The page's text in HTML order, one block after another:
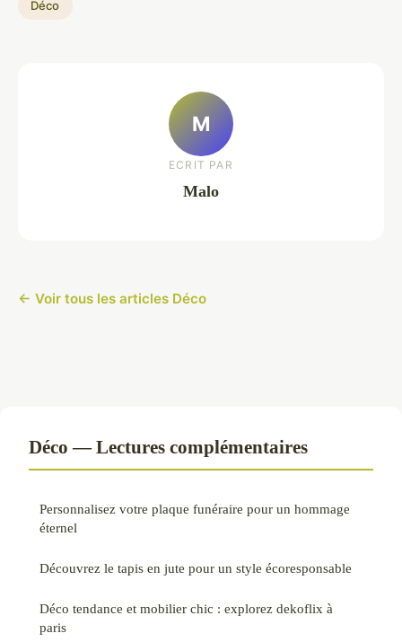
Déco
M
ECRIT PAR
Malo
← Voir tous les articles Déco
Déco — Lectures complémentaires
Personnalisez votre plaque funéraire pour un hommage
éternel
Découvrez le tapis en jute pour un style écoresponsable
Déco tendance et mobilier chic : explorez dekoflix à
paris